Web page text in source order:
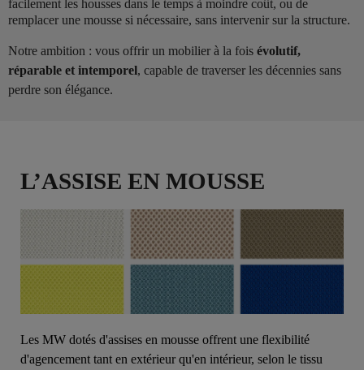
facilement les housses dans le temps à moindre coût, ou de
remplacer une mousse si nécessaire, sans intervenir sur la structure.
Notre ambition : vous offrir un mobilier à la fois évolutif,
réparable et intemporel, capable de traverser les décennies sans
perdre son élégance.
L’ASSISE EN MOUSSE
Les MW dotés d'assises en mousse offrent une flexibilité
d'agencement tant en extérieur qu'en intérieur, selon le tissu